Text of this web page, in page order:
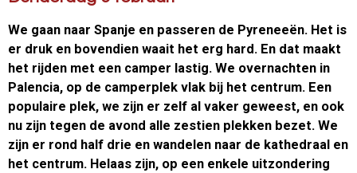
We gaan naar Spanje en passeren de Pyreneeën. Het is
er druk en bovendien waait het erg hard. En dat maakt
het rijden met een camper lastig. We overnachten in
Palencia, op de camperplek vlak bij het centrum. Een
populaire plek, we zijn er zelf al vaker geweest, en ook
nu zijn tegen de avond alle zestien plekken bezet. We
zijn er rond half drie en wandelen naar de kathedraal en
het centrum. Helaas zijn, op een enkele uitzondering